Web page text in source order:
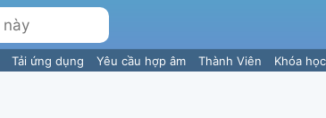
Tải ứng dụng Yêu cầu hợp âm Thành Viên Khóa học